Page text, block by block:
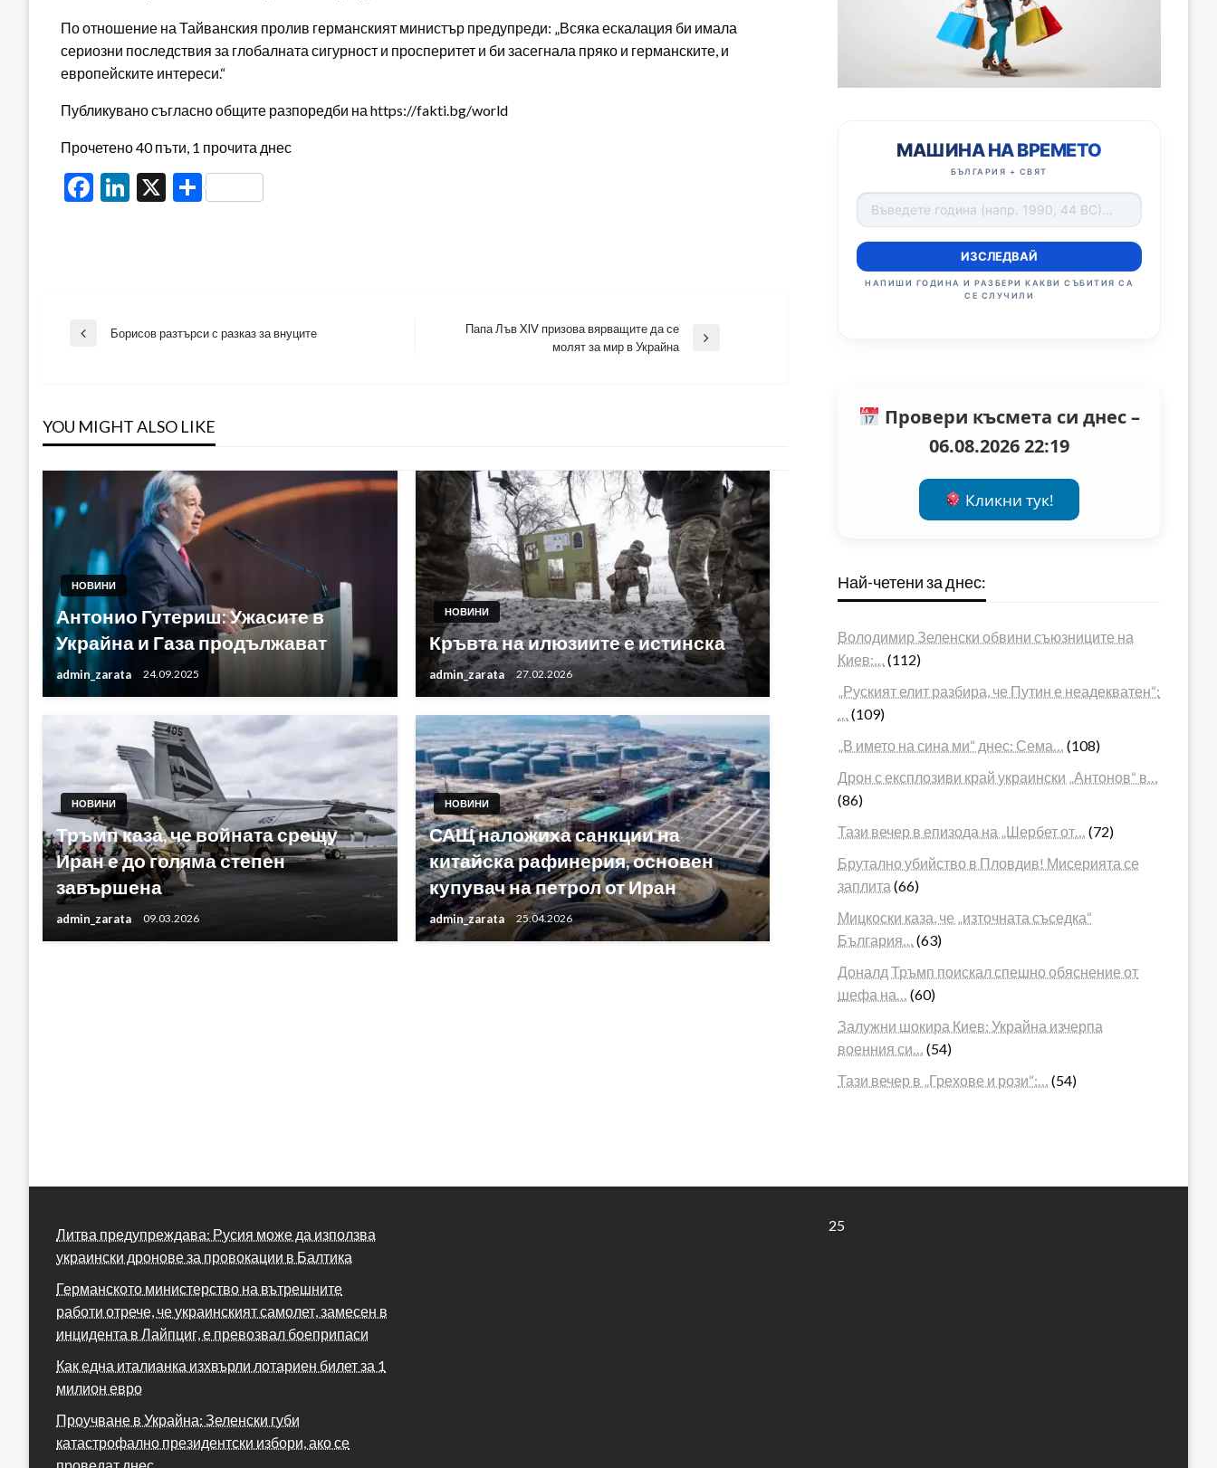
По отношение на Тайванския пролив германският министър предупреди: „Всяка ескалация би имала
сериозни последствия за глобалната сигурност и просперитет и би засегнала пряко и германските, и
европейските интереси.“
Публикувано съгласно общите разпоредби на https://fakti.bg/world
Прочетено 40 пъти, 1 прочита днес
Facebook
LinkedIn
X Share
Навигация
Previous
Борисов разтърси с разказ за внуците
Папа Лъв XIV призова вярващите да се
молят за мир в Украйна
YOU MIGHT ALSO LIKE
НОВИНИ
Антонио Гутериш: Ужасите в
Украйна и Газа продължават
admin_zarata 24.09.2025
НОВИНИ
Кръвта на илюзиите е истинска
admin_zarata 27.02.2026
НОВИНИ
Тръмп каза, че войната срещу
Иран е до голяма степен
завършена
admin_zarata 09.03.2026
НОВИНИ
САЩ наложиха санкции на
китайска рафинерия, основен
купувач на петрол от Иран
admin_zarata 25.04.2026
МАШИНА НА ВРЕМЕТО
БЪЛГАРИЯ + СВЯТ
ИЗСЛЕДВАЙ
НАПИШИ ГОДИНА И РАЗБЕРИ КАКВИ СЪБИТИЯ СА
СЕ СЛУЧИЛИ
Провери късмета си днес –
06.08.2026 22:19
Кликни тук!
Най-четени за днес:
Володимир Зеленски обвини съюзниците на
Киев:…
(112)
„Руският елит разбира, че Путин е неадекватен“:
(109)
„В името на сина ми“ днес: Сема…
(108)
Дрон с експлозиви край украински „Антонов“ в…
(86)
Тази вечер в епизода на „Шербет от…
(72)
Брутално убийство в Пловдив! Мисерията се
заплита (66)
Мицкоски каза, че „източната съседка“
България…
(63)
Доналд Тръмп поискал спешно обяснение от
шефа на…
(60)
Залужни шокира Киев: Украйна изчерпа
военния си…
(54)
Тази вечер в „Грехове и рози“:…
(54)
Литва предупреждава: Русия може да използва
украински дронове за провокации в Балтика
Германското министерство на вътрешните
работи отрече, че украинският самолет, замесен в
инцидента в Лайпциг, е превозвал боеприпаси
Как една италианка изхвърли лотариен билет за 1
милион евро
Проучване в Украйна: Зеленски губи
катастрофално президентски избори, ако се
проведат днес
25